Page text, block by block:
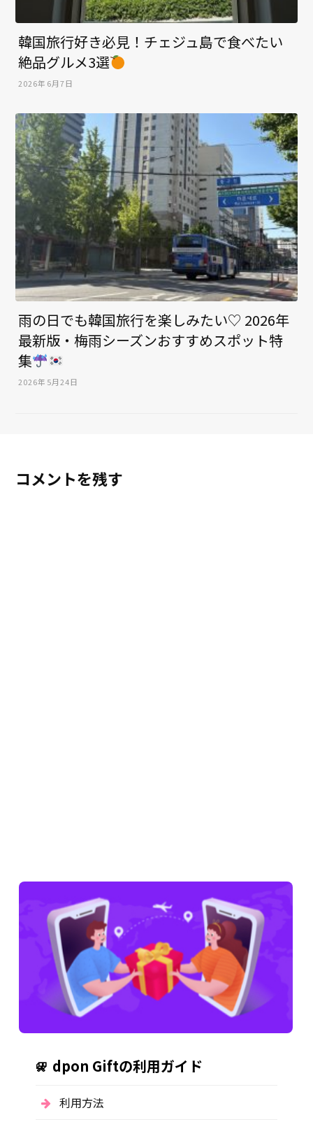
韓国旅行好き必見！チェジュ島で食べたい
絶品グルメ3選
2026年6月7日
雨の日でも韓国旅行を楽しみたい♡ 2026年
最新版・梅雨シーズンおすすめスポット特
集
2026年5月24日
コメントを残す
dpon Giftの利用ガイド
利用方法